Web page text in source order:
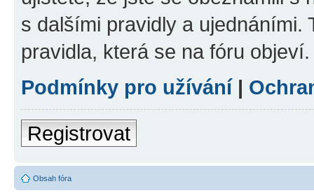
s dalšími pravidly a ujednáními.
pravidla, která se na fóru objeví.
Podmínky pro užívání |
Registrovat
Obsah fóra